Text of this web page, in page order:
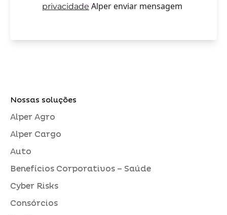
privacidade Alper enviar mensagem
Nossas soluções
Alper Agro
Alper Cargo
Auto
Benefícios Corporativos – Saúde
Cyber Risks
Consórcios